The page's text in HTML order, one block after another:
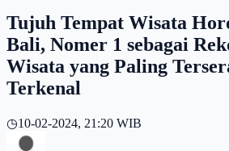
Tujuh Tempat Wisata
Bali, Nomer 1 sebagai
Wisata yang Paling
Terkenal
◷10-02-2024, 21:20 WIB